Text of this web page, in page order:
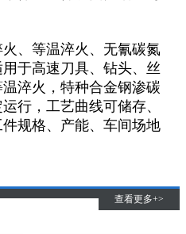
、等温淬火、无氰碳氮
于高速刀具、钻头、丝
淬火，特种合金钢渗碳
行，工艺曲线可储存、
规格、产能、车间场地
查看更多+>